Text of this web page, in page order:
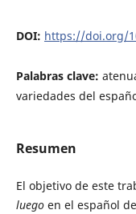
DOI: https://doi.org/
Palabras clave:
variedades del
Resumen
El objetivo de este
luegoen el español